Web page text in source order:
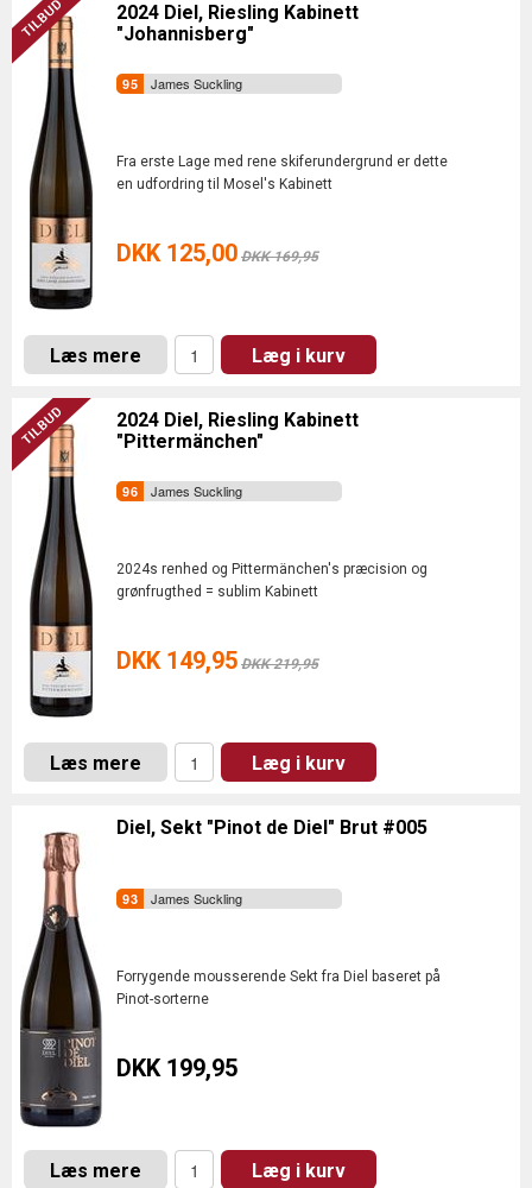
2024 Diel, Riesling Kabinett
"Johannisberg"
James Suckling
Fra erste Lage med rene skiferundergrund er dette
en udfordring til Mosel's Kabinett
DKK 125,00 DKK 169,95
Læs mere Læg i kurv
2024 Diel, Riesling Kabinett
"Pittermänchen"
James Suckling
2024s renhed og Pittermänchen's præcision og
grønfrugthed = sublim Kabinett
DKK 149,95 DKK 219,95
Læs mere Læg i kurv
Diel, Sekt "Pinot de Diel" Brut #005
James Suckling
Forrygende mousserende Sekt fra Diel baseret på
Pinot-sorterne
DKK 199,95
Læs mere Læg i kurv